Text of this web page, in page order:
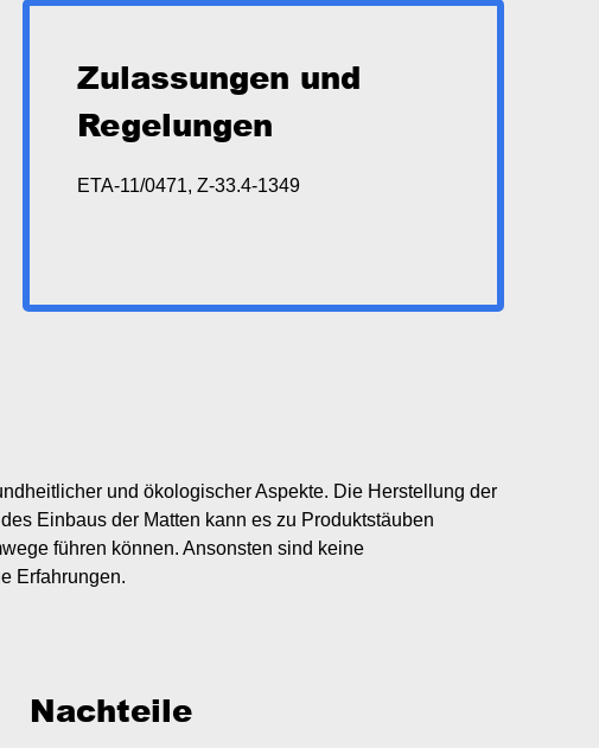
Zulassungen und
Regelungen
ETA-11/0471, Z-33.4-1349
und ökologischer Aspekte. Die Herstellung der
Einbaus der Matten kann es zu Produktstäuben
führen können. Ansonsten sind keine
Erfahrungen.
Nachteile